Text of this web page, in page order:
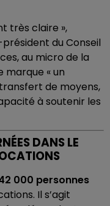
très claire »,
du Conseil
au micro de la
marque « un
de moyens,
à soutenir les
DANS LE
000 personnes
Il s’agit